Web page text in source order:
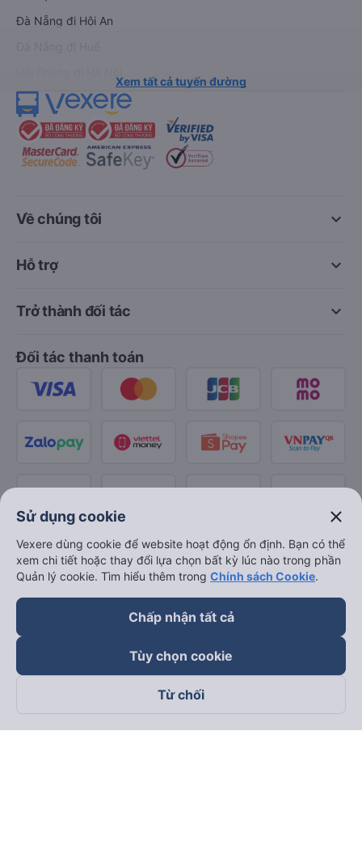
Đà Nẵng đi Hội An
Xem tất cả tuyến đường
keyboard_arrow_down
Về chúng tôi
keyboard_arrow_down
Hỗ trợ
keyboard_arrow_down
Trở thành đối tác
Đối tác thanh toán
Theo dõi chúng tôi trên
Sử dụng cookie close
Vexere dùng cookie để website hoạt động ổn định. Bạn có thể
xem chi tiết hoặc thay đổi lựa chọn bất kỳ lúc nào trong phần
Quản lý cookie. Tìm hiểu thêm trong Chính sách Cookie.
Chấp nhận tất cả
Tùy chọn cookie
Từ chối